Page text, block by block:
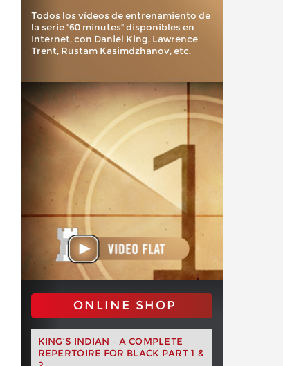
Todos los vídeos de entrenamiento de
la serie "60 minutes" disponibles en
Internet, con Daniel King, Lawrence
Trent, Rustam Kasimdzhanov, etc.
ONLINE SHOP
KING’S INDIAN – A COMPLETE
REPERTOIRE FOR BLACK PART 1 &